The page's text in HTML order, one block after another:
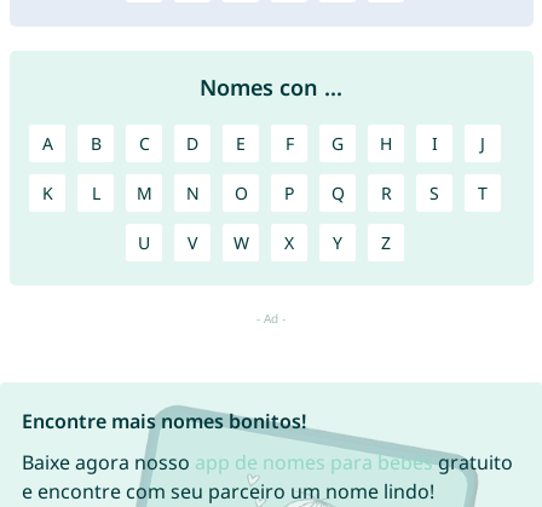
Nomes con ...
A B C D E F G H I J
K L M N O P Q R S T
U V W X Y Z
Encontre mais nomes bonitos!
Baixe agora nosso app de nomes para bebêsgratuito
e encontre com seu parceiro um nome lindo!